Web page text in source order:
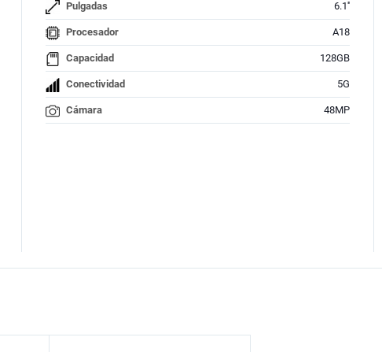
Pulgadas 6.1''
Procesador A18
Capacidad 128GB
Conectividad 5G
Cámara 48MP